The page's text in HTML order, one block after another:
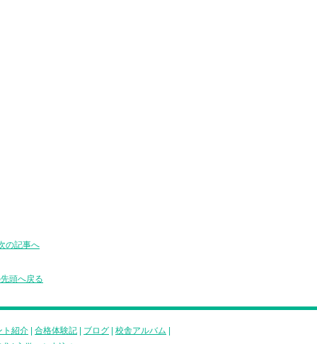
の記事へ
頭へ戻る
ト紹介 合格体験記 ブログ 校舎アルバム